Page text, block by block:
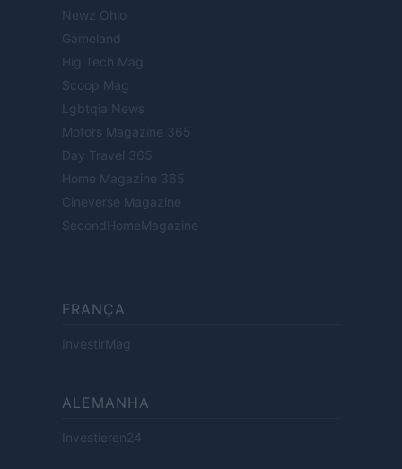
Newz Ohio
Gameland
Hig Tech Mag
Scoop Mag
Lgbtqia News
Motors Magazine 365
Day Travel 365
Home Magazine 365
Cineverse Magazine
SecondHomeMagazine
FRANÇA
InvestirMag
ALEMANHA
Investieren24